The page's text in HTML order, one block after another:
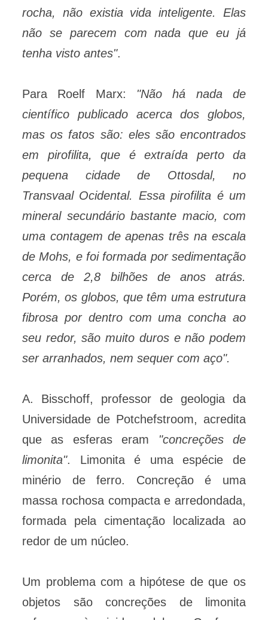
rocha, não existia vida inteligente. Elas
não se parecem com nada que eu já
tenha visto antes".
Para Roelf Marx: "Não há nada de
científico publicado acerca dos globos,
mas os fatos são: eles são encontrados
em pirofilita, que é extraída perto da
pequena cidade de Ottosdal, no
Transvaal Ocidental. Essa pirofilita é um
mineral secundário bastante macio, com
uma contagem de apenas três na escala
de Mohs, e foi formada por sedimentação
cerca de 2,8 bilhões de anos atrás.
Porém, os globos, que têm uma estrutura
fibrosa por dentro com uma concha ao
seu redor, são muito duros e não podem
ser arranhados, nem sequer com aço".
A. Bisschoff, professor de geologia da
Universidade de Potchefstroom, acredita
que as esferas eram
"concreções de
limonita". Limonita é uma espécie de
minério de ferro. Concreção é uma
massa rochosa compacta e arredondada,
formada pela cimentação localizada ao
redor de um núcleo.
Um problema com a hipótese de que os
objetos são concreções de limonita